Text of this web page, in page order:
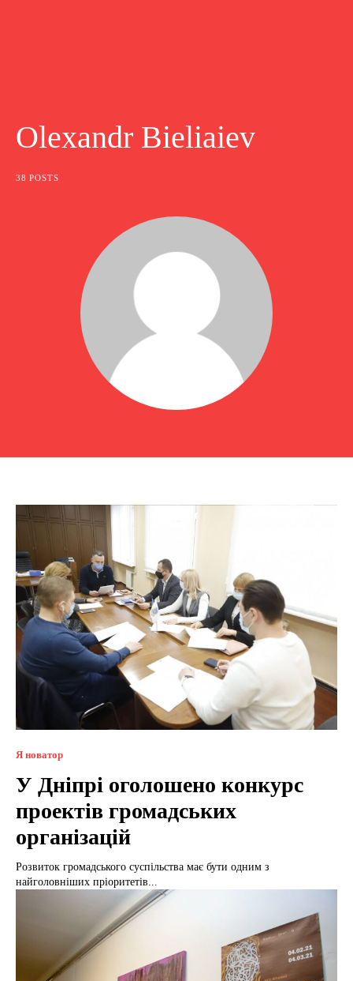
Olexandr Bieliaiev
38 POSTS
Я новатор
У Дніпрі оголошено конкурс
проектів громадських
організацій
Розвиток громадського суспільства має бути одним з
найголовніших пріоритетів...